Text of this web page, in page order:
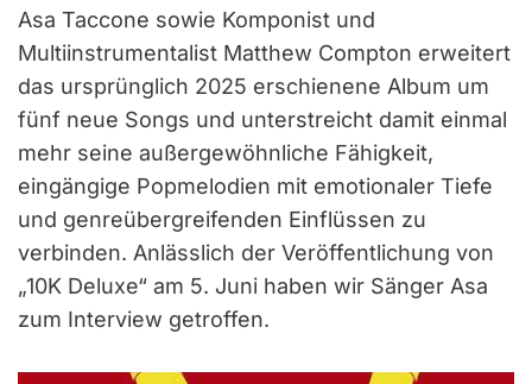
Asa Taccone sowie Komponist und
Multiinstrumentalist Matthew Compton erweitert
das ursprünglich 2025 erschienene Album um
fünf neue Songs und unterstreicht damit einmal
mehr seine außergewöhnliche Fähigkeit,
eingängige Popmelodien mit emotionaler Tiefe
und genreübergreifenden Einflüssen zu
verbinden. Anlässlich der Veröffentlichung von
„10K Deluxe“ am 5. Juni haben wir Sänger Asa
zum Interview getroffen.